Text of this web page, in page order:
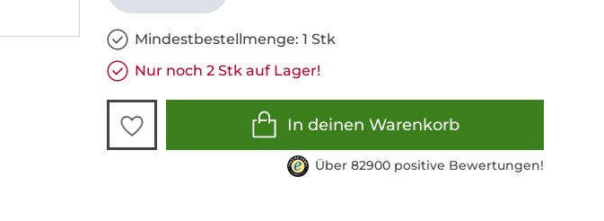
Mindestbestellmenge: 1 Stk
Nur noch 2 Stk auf Lager!
In deinen Warenkorb
Über 82900 positive Bewertungen!